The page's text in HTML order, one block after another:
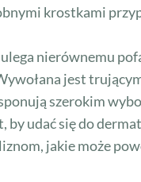
krostkami
nierównemu
jest
szerokim
by udać się do
jakie może